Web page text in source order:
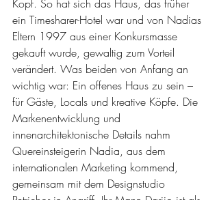
Kopf. So hat sich das Haus, das früher
ein Timesharer-Hotel war und von Nadias
Eltern 1997 aus einer Konkursmasse
gekauft wurde, gewaltig zum Vorteil
verändert. Was beiden von Anfang an
wichtig war: Ein offenes Haus zu sein –
für Gäste, Locals und kreative Köpfe. Die
Markenentwicklung und
innenarchitektonische Details nahm
Quereinsteigerin Nadia, aus dem
internationalen Marketing kommend,
gemeinsam mit dem Designstudio